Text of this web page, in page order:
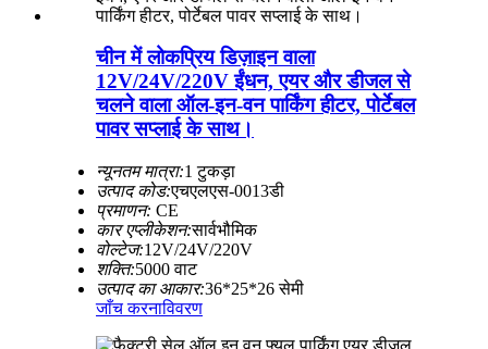
चीन में लोकप्रिय डिज़ाइन वाला
12V/24V/220V ईंधन, एयर और डीजल से
चलने वाला ऑल-इन-वन पार्किंग हीटर, पोर्टेबल
पावर सप्लाई के साथ।
न्यूनतम मात्रा:1 टुकड़ा
उत्पाद कोड:एचएलएस-0013डी
प्रमाणन: CE
कार एप्लीकेशन:सार्वभौमिक
वोल्टेज:12V/24V/220V
शक्ति:5000 वाट
उत्पाद का आकार:36*25*26 सेमी
जाँच करनाविवरण